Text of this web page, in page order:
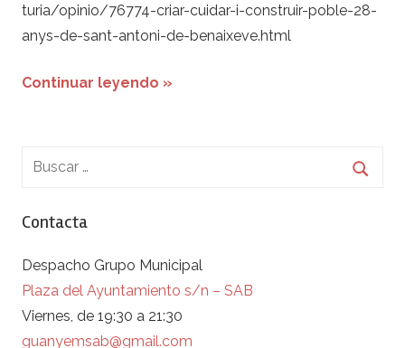
turia/opinio/76774-criar-cuidar-i-construir-poble-28-
anys-de-sant-antoni-de-benaixeve.html
Continuar leyendo »
Contacta
Despacho Grupo Municipal
Plaza del Ayuntamiento s/n – SAB
Viernes, de 19:30 a 21:30
guanyemsab@gmail.com